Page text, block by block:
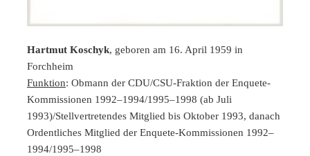
Hartmut Koschyk, geboren am 16. April 1959 in
Forchheim
Funktion: Obmann der CDU/CSU-Fraktion der Enquete-
Kommissionen 1992–1994/1995–1998 (ab Juli
1993)/Stellvertretendes Mitglied bis Oktober 1993, danach
Ordentliches Mitglied der Enquete-Kommissionen 1992–
1994/1995–1998